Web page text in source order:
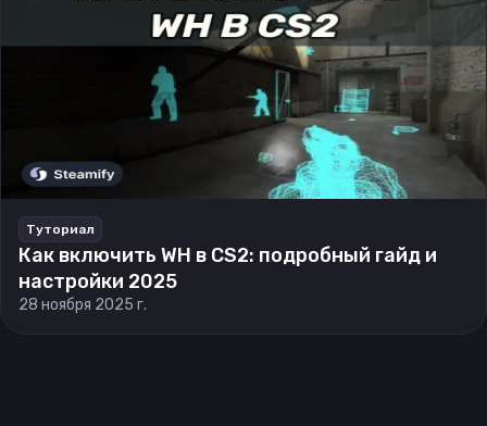
Туториал
Как включить WH в CS2: подробный гайд и
настройки 2025
28 ноября 2025 г.